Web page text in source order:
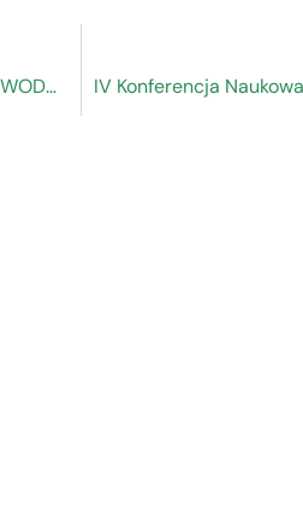
Startuje V edycja konkursu „SZKOŁA ZAWODOWA NAJWYŻSZEJ JAKOŚCI”